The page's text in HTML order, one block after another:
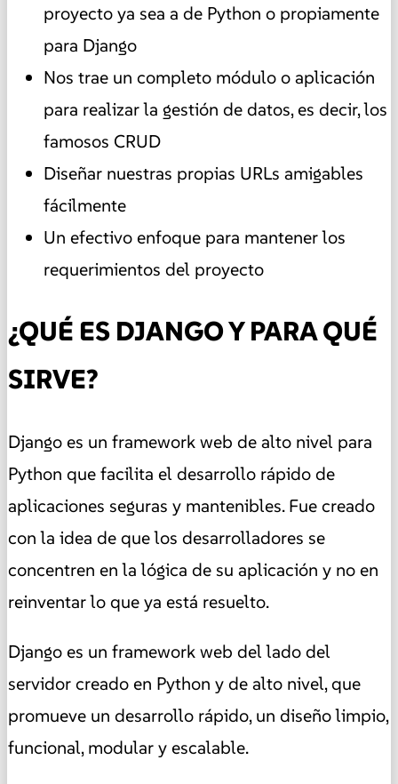
proyecto ya sea a de Python o propiamente
para Django
Nos trae un completo módulo o aplicación
para realizar la gestión de datos, es decir, los
famosos CRUD
Diseñar nuestras propias URLs amigables
fácilmente
Un efectivo enfoque para mantener los
requerimientos del proyecto
¿QUÉ ES DJANGO Y PARA QUÉ
SIRVE?
Django es un framework web de alto nivel para
Python que facilita el desarrollo rápido de
aplicaciones seguras y mantenibles. Fue creado
con la idea de que los desarrolladores se
concentren en la lógica de su aplicación y no en
reinventar lo que ya está resuelto.
Django es un framework web del lado del
servidor creado en Python y de alto nivel, que
promueve un desarrollo rápido, un diseño limpio,
funcional, modular y escalable.